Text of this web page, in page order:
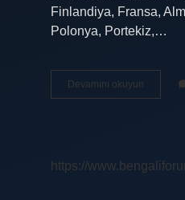
Finlandiya, Fransa,
Polonya, Portekiz,…
Devamını okuyun
https://